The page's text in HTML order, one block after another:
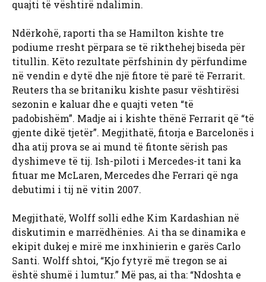
quajti të vështirë ndalimin.
Ndërkohë, raporti tha se Hamilton kishte tre
podiume rresht përpara se të rikthehej biseda për
titullin. Këto rezultate përfshinin dy përfundime
në vendin e dytë dhe një fitore të parë të Ferrarit.
Reuters tha se britaniku kishte pasur vështirësi
sezonin e kaluar dhe e quajti veten “të
padobishëm”. Madje ai i kishte thënë Ferrarit që “të
gjente dikë tjetër”. Megjithatë, fitorja e Barcelonës i
dha atij prova se ai mund të fitonte sërish pas
dyshimeve të tij. Ish-piloti i Mercedes-it tani ka
fituar me McLaren, Mercedes dhe Ferrari që nga
debutimi i tij në vitin 2007.
Megjithatë, Wolff solli edhe Kim Kardashian në
diskutimin e marrëdhënies. Ai tha se dinamika e
ekipit dukej e mirë me inxhinierin e garës Carlo
Santi. Wolff shtoi, “Kjo fytyrë më tregon se ai
është shumë i lumtur.” Më pas, ai tha: “Ndoshta e